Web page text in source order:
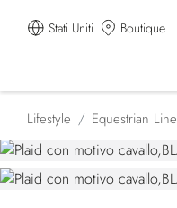
Stati Uniti Boutique
Lifestyle Equestrian Line